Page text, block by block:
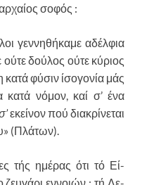
σοφός :
γεννηθήκαμε αδέλ­φια
δούλος ούτε κύρι­ος
κατά φύσιν ίσογονία μάς
κατά νόμον, καί σ’ ένα
εκείνον πού διακρίνεται
(Πλάτων).
τής ημέρας ότι τό Εί­
ζευγάρι εννοιών : τή Λε­